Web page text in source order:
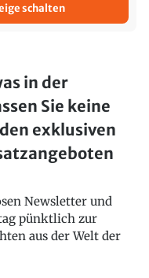
schalten
in der
Sie keine
exklusiven
Newsletter und
pünktlich zur
aus der Welt der